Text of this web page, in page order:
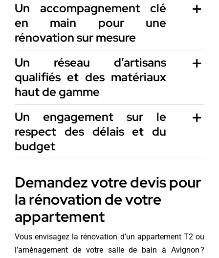
Un accompagnement clé
en main pour une
rénovation sur mesure
Un réseau d’artisans
qualifiés et des matériaux
haut de gamme
Un engagement sur le
respect des délais et du
budget
Demandez votre devis pour
la rénovation de votre
appartement
Vous envisagez la rénovation d’un appartement T2 ou
l’aménagement de votre salle de bain à Avignon?